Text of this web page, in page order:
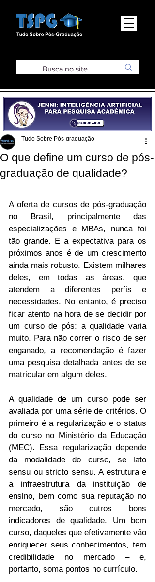
O que define um curso de pós-
graduação de qualidade?
Tudo Sobre Pós-graduação
A oferta de cursos de pós-graduação
no Brasil, principalmente das
especializações e MBAs, nunca foi
tão grande. E a expectativa para os
próximos anos é de um crescimento
ainda mais robusto. Existem milhares
deles, em todas as áreas, que
atendem a diferentes perfis e
necessidades. No entanto, é preciso
ficar atento na hora de se decidir por
um curso de pós: a qualidade varia
muito. Para não correr o risco de ser
enganado, a recomendação é fazer
uma pesquisa detalhada antes de se
matricular em algum deles.
A qualidade de um curso pode ser
avaliada por uma série de critérios. O
primeiro é a regularização e o status
do curso no Ministério da Educação
(MEC). Essa regularização depende
da modalidade do curso, se lato
sensu ou stricto sensu. A estrutura e
a infraestrutura da instituição de
ensino, bem como sua reputação no
mercado, são outros bons
indicadores de qualidade. Um bom
curso, daqueles que efetivamente vão
enriquecer seus conhecimentos, tem
credibilidade no mercado – e,
portanto, soma pontos no currículo.